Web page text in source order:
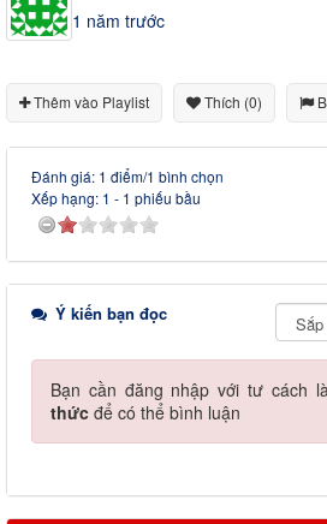
1 năm trước
Thêm vào Playlist Thích (0)
Đánh giá: 1 điểm/1 bình chọn
Xếp hạng: 1 - 1 phiếu bầu
Ý kiến bạn đọc
Bạn cần đăng nhập với tư cách
thức để có thể bình luận